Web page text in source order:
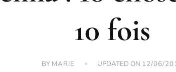
10 fois
BY MARIE UPDATED ON 12/06/